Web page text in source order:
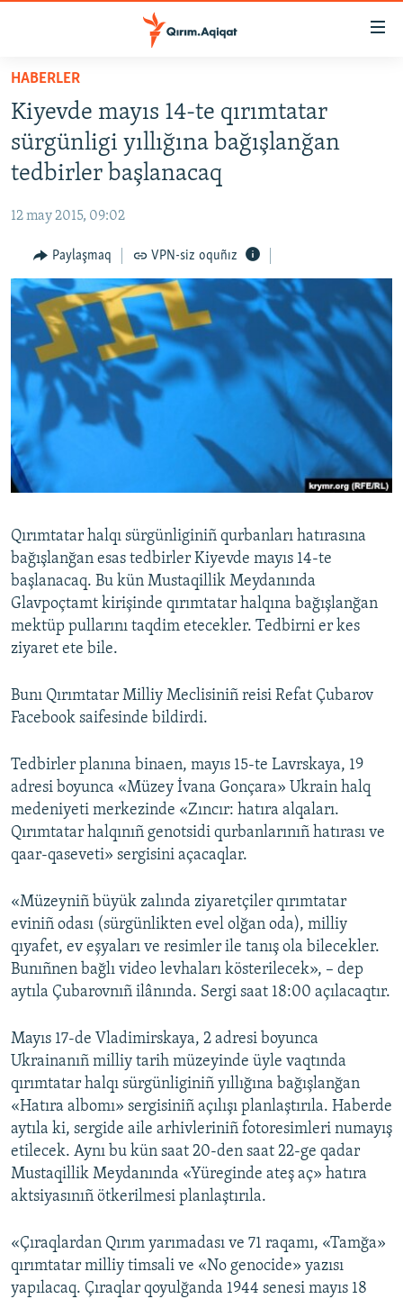
Esas
qaytmaq
Baş
navigatsiyağa
qaytmaq
Qıdıruvğa
qaytmaq
HABERLER
SİYASET
İQTİSADİYAT
MEDENİYET
İNSAN AQLARI
VİDEO
SÜRET
BLOGLAR
FİKİR
Русский
Українською
RFE/RS bütün saytları
HABERLER
Kiyevde mayıs 14-te qırımtatar
sürgünligi yıllığına bağışlanğan
tedbirler başlanacaq
12 may 2015, 09:02
Paylaşmaq VPN-siz oquñız
Qırımtatar halqı sürgünliginiñ qurbanları hatırasına
bağışlanğan esas tedbirler Kiyevde mayıs 14-te
başlanacaq. Bu kün Mustaqillik Meydanında
Glavpoçtamt kirişinde qırımtatar halqına bağışlanğan
mektüp pullarını taqdim etecekler. Tedbirni er kes
ziyaret ete bile.
Bunı Qırımtatar Milliy Meclisiniñ reisi Refat Çubarov
Facebook saifesinde bildirdi.
Tedbirler planına binaen, mayıs 15-te Lavrskaya, 19
adresi boyunca «Müzey İvana Gonçara» Ukrain halq
medeniyeti merkezinde «Zıncır: hatıra alqaları.
Qırımtatar halqınıñ genotsidi qurbanlarınıñ hatırası ve
qaar-qaseveti» sergisini açacaqlar.
«Müzeyniñ büyük zalında ziyaretçiler qırımtatar
eviniñ odası (sürgünlikten evel olğan oda), milliy
qıyafet, ev eşyaları ve resimler ile tanış ola bilecekler.
Bunıñnen bağlı video levhaları kösterilecek», – dep
aytıla Çubarovnıñ ilânında. Sergi saat 18:00 açılacaqtır.
Mayıs 17-de Vladimirskaya, 2 adresi boyunca
Ukrainanıñ milliy tarih müzeyinde üyle vaqtında
qırımtatar halqı sürgünliginiñ yıllığına bağışlanğan
«Hatıra albomı» sergisiniñ açılışı planlaştırıla. Haberde
aytıla ki, sergide aile arhivleriniñ fotoresimleri numayış
etilecek. Aynı bu kün saat 20-den saat 22-ge qadar
Mustaqillik Meydanında «Yüreginde ateş aç» hatıra
aktsiyasınıñ ötkerilmesi planlaştırıla.
«Çıraqlardan Qırım yarımadası ve 71 raqamı, «Tamğa»
qırımtatar milliy timsali ve «No genocide» yazısı
yapılacaq. Çıraqlar qoyulğanda 1944 senesi mayıs 18